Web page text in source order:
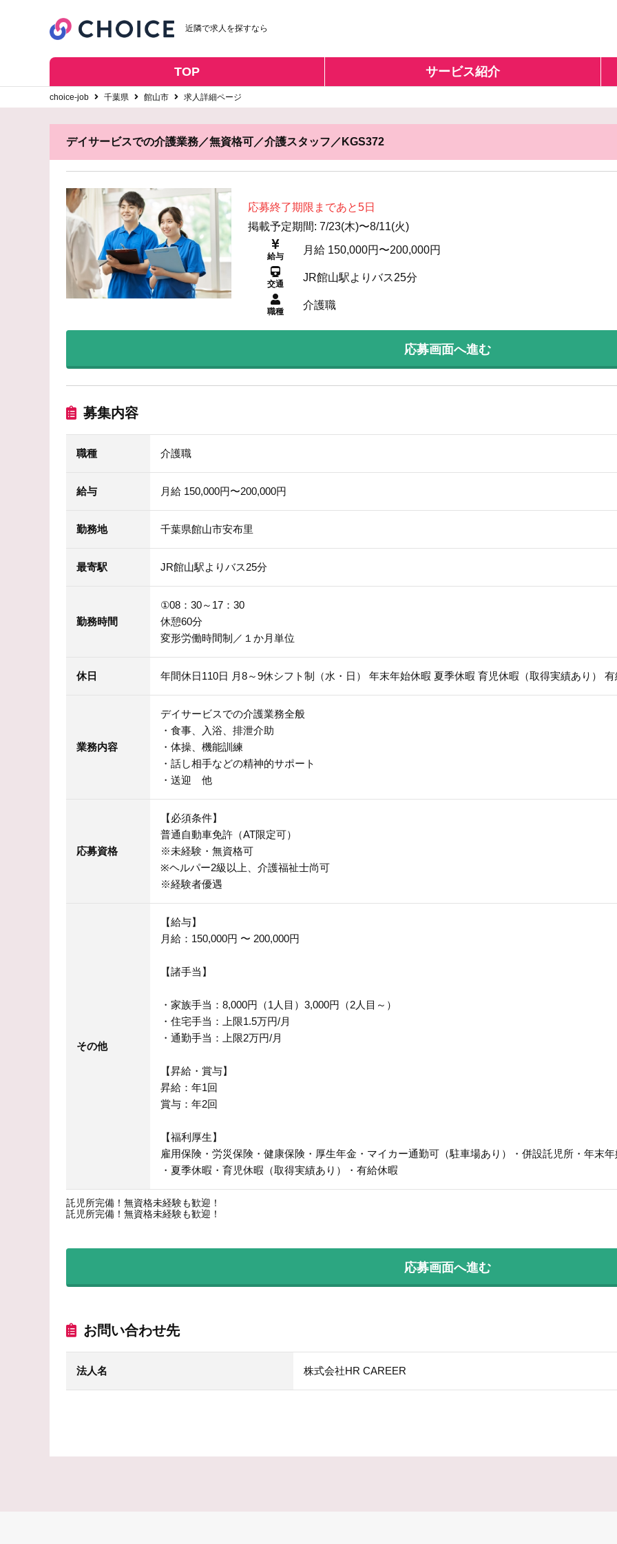
近隣で求人を探すなら
TOP サービス紹介
choice-job 千葉県 館山市 求人詳細ページ
デイサービスでの介護業務／無資格可／介護スタッフ／KGS372
応募終了期限まであと5日
掲載予定期間: 7/23(木)〜8/11(火)
給与
月給 150,000円〜200,000円
交通
JR館山駅よりバス25分
職種
介護職
応募画面へ進む
募集内容
職種 介護職
給与 月給 150,000円〜200,000円
勤務地 千葉県館山市安布里
最寄駅 JR館山駅よりバス25分
勤務時間
①08：30～17：30
休憩60分
変形労働時間制／１か月単位
休日 年間休日110日 月8～9休シフト制（水・日） 年末年始休暇 夏季休暇 育児休暇（取得実績あり）
業務内容
デイサービスでの介護業務全般
・食事、入浴、排泄介助
・体操、機能訓練
・話し相手などの精神的サポート
・送迎 他
応募資格
【必須条件】
普通自動車免許（AT限定可）
※未経験・無資格可
※ヘルパー2級以上、介護福祉士尚可
※経験者優遇
その他
【給与】
月給：150,000円 〜 200,000円
【諸手当】
・家族手当：8,000円（1人目）3,000円（2人目～）
・住宅手当：上限1.5万円/月
・通勤手当：上限2万円/月
【昇給・賞与】
昇給：年1回
賞与：年2回
【福利厚生】
雇用保険・労災保険・健康保険・厚生年金・マイカー通勤可（駐車場あり）・併設託児所・年末
・夏季休暇・育児休暇（取得実績あり）・有給休暇
託児所完備！無資格未経験も歓迎！
託児所完備！無資格未経験も歓迎！
応募画面へ進む
お問い合わせ先
法人名 株式会社HR CAREER